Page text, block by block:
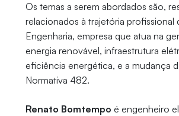
Os temas a serem abordados são,
relacionados à trajetória profissional
Engenharia, empresa que atua na
energia renovável, infraestrutura
eficiência energética, e a mudança
Normativa 482.
Renato Bomtempo é engenheiro